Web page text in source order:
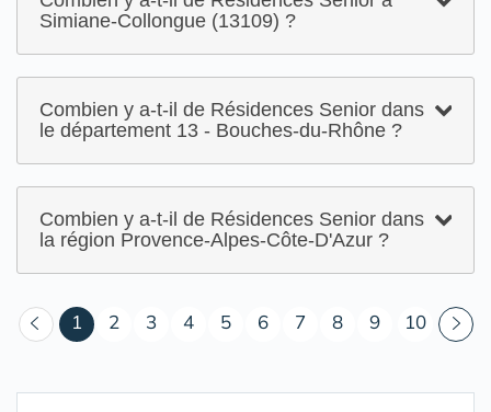
Simiane-Collongue (13109) ?
Combien y a-t-il de Résidences Senior dans
le département 13 - Bouches-du-Rhône ?
Combien y a-t-il de Résidences Senior dans
la région Provence-Alpes-Côte-D'Azur ?
1 (courant)
2 3 4 5 6 7 8 9 10